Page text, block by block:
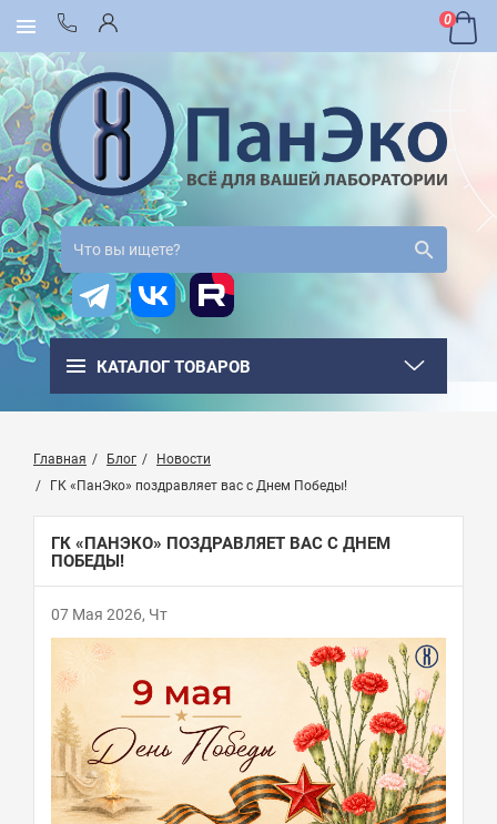
0
КАТАЛОГ ТОВАРОВ
Главная Блог
Новости
ГК «ПанЭко» поздравляет вас с Днем Победы!
ГК «ПАНЭКО» ПОЗДРАВЛЯЕТ ВАС С ДНЕМ
ПОБЕДЫ!
07 Мая 2026, Чт